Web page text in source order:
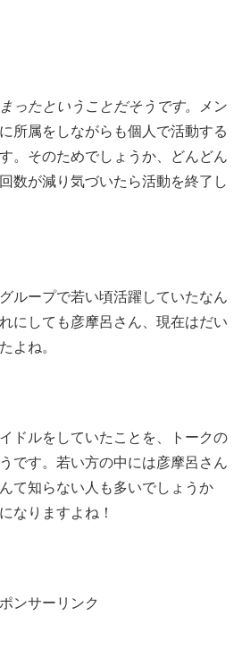
ったということだそうです。
メン
所属をしながらも個人で活動する
。そのためでしょうか、どんどん
数が減り気づいたら活動を終了し
ループで若い頃活躍していたなん
にしても彦摩呂さん、現在はだい
よね。
ドルをしていたことを、トークの
です。若い方の中には彦摩呂さん
て知らない人も多いでしょうか
なりますよね！
ンサーリンク